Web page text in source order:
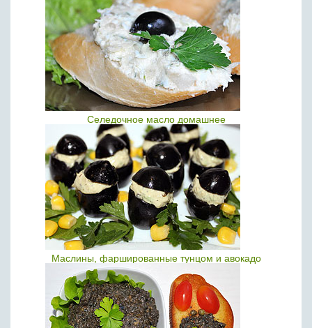
Селедочное масло домашнее
Маслины, фаршированные тунцом и авокадо